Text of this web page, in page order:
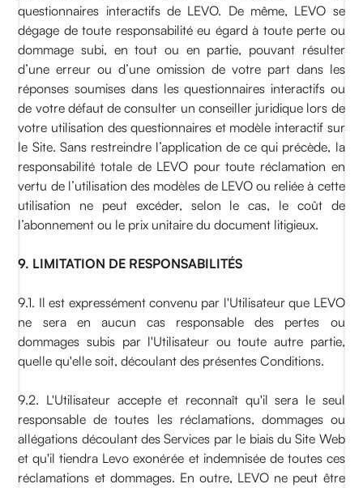
questionnaires interactifs de LEVO. De même, LEVO se
dégage de toute responsabilité eu égard à toute perte ou
dommage subi, en tout ou en partie, pouvant résulter
d’une erreur ou d’une omission de votre part dans les
réponses soumises dans les questionnaires interactifs ou
de votre défaut de consulter un conseiller juridique lors de
votre utilisation des questionnaires et modèle interactif sur
le Site. Sans restreindre l’application de ce qui précède, la
responsabilité totale de LEVO pour toute réclamation en
vertu de l’utilisation des modèles de LEVO ou reliée à cette
utilisation ne peut excéder, selon le cas, le coût de
l’abonnement ou le prix unitaire du document litigieux.
9. LIMITATION DE RESPONSABILITÉS
9.1. Il est expressément convenu par l'Utilisateur que LEVO
ne sera en aucun cas responsable des pertes ou
dommages subis par l'Utilisateur ou toute autre partie,
quelle qu'elle soit, découlant des présentes Conditions.
9.2. L'Utilisateur accepte et reconnaît qu'il sera le seul
responsable de toutes les réclamations, dommages ou
allégations découlant des Services par le biais du Site Web
et qu'il tiendra Levo exonérée et indemnisée de toutes ces
réclamations et dommages. En outre, LEVO ne peut être